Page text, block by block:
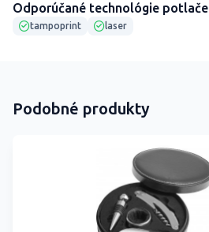
Odporúčané technológie potlače
tampoprint laser
Podobné produkty